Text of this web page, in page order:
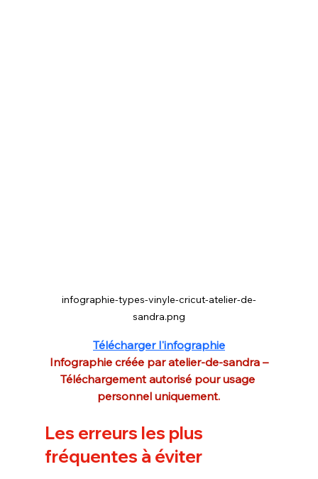
infographie-types-vinyle-cricut-atelier-de-
sandra.png
Télécharger l'infographie
Infographie créée par atelier-de-sandra –
Téléchargement autorisé pour usage
personnel uniquement.
Les erreurs les plus
fréquentes à éviter